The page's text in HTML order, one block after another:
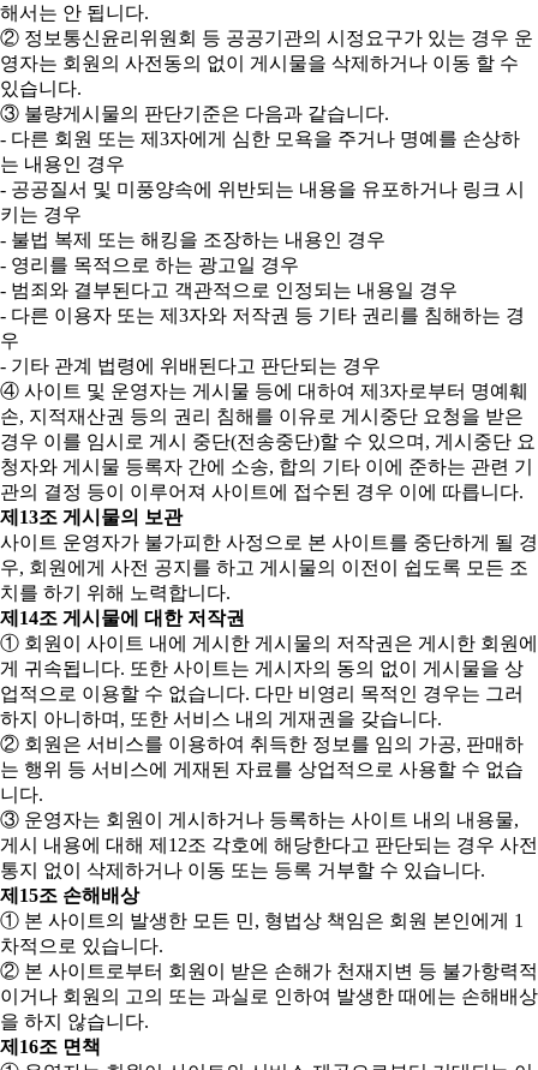
해서는 안 됩니다.
② 정보통신윤리위원회 등 공공기관의 시정요구가 있는 경우 운
영자는 회원의 사전동의 없이 게시물을 삭제하거나 이동 할 수
있습니다.
③ 불량게시물의 판단기준은 다음과 같습니다.
- 다른 회원 또는 제3자에게 심한 모욕을 주거나 명예를 손상하
는 내용인 경우
- 공공질서 및 미풍양속에 위반되는 내용을 유포하거나 링크 시
키는 경우
- 불법 복제 또는 해킹을 조장하는 내용인 경우
- 영리를 목적으로 하는 광고일 경우
- 범죄와 결부된다고 객관적으로 인정되는 내용일 경우
- 다른 이용자 또는 제3자와 저작권 등 기타 권리를 침해하는 경
우
- 기타 관계 법령에 위배된다고 판단되는 경우
④ 사이트 및 운영자는 게시물 등에 대하여 제3자로부터 명예훼
손, 지적재산권 등의 권리 침해를 이유로 게시중단 요청을 받은
경우 이를 임시로 게시 중단(전송중단)할 수 있으며, 게시중단 요
청자와 게시물 등록자 간에 소송, 합의 기타 이에 준하는 관련 기
관의 결정 등이 이루어져 사이트에 접수된 경우 이에 따릅니다.
제13조 게시물의 보관
사이트 운영자가 불가피한 사정으로 본 사이트를 중단하게 될 경
우, 회원에게 사전 공지를 하고 게시물의 이전이 쉽도록 모든 조
치를 하기 위해 노력합니다.
제14조 게시물에 대한 저작권
① 회원이 사이트 내에 게시한 게시물의 저작권은 게시한 회원에
게 귀속됩니다. 또한 사이트는 게시자의 동의 없이 게시물을 상
업적으로 이용할 수 없습니다. 다만 비영리 목적인 경우는 그러
하지 아니하며, 또한 서비스 내의 게재권을 갖습니다.
② 회원은 서비스를 이용하여 취득한 정보를 임의 가공, 판매하
는 행위 등 서비스에 게재된 자료를 상업적으로 사용할 수 없습
니다.
③ 운영자는 회원이 게시하거나 등록하는 사이트 내의 내용물,
게시 내용에 대해 제12조 각호에 해당한다고 판단되는 경우 사전
통지 없이 삭제하거나 이동 또는 등록 거부할 수 있습니다.
제15조 손해배상
① 본 사이트의 발생한 모든 민, 형법상 책임은 회원 본인에게 1
차적으로 있습니다.
② 본 사이트로부터 회원이 받은 손해가 천재지변 등 불가항력적
이거나 회원의 고의 또는 과실로 인하여 발생한 때에는 손해배상
을 하지 않습니다.
제16조 면책